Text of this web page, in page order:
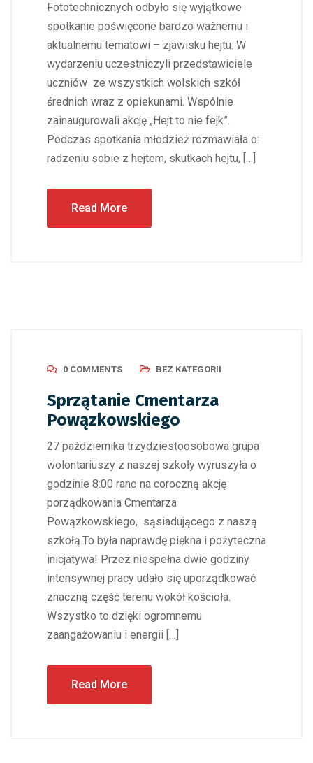
Fototechnicznych odbyło się wyjątkowe
spotkanie poświęcone bardzo ważnemu i
aktualnemu tematowi – zjawisku hejtu. W
wydarzeniu uczestniczyli przedstawiciele
uczniów ze wszystkich wolskich szkół
średnich wraz z opiekunami. Wspólnie
zainaugurowali akcję „Hejt to nie fejk”.
Podczas spotkania młodzież rozmawiała o:
radzeniu sobie z hejtem, skutkach hejtu, […]
Read More
0 COMMENTS BEZ KATEGORII
Sprzątanie Cmentarza
Powązkowskiego
27 października trzydziestoosobowa grupa
wolontariuszy z naszej szkoły wyruszyła o
godzinie 8:00 rano na coroczną akcję
porządkowania Cmentarza
Powązkowskiego, sąsiadującego z naszą
szkołą.To była naprawdę piękna i pożyteczna
inicjatywa! Przez niespełna dwie godziny
intensywnej pracy udało się uporządkować
znaczną część terenu wokół kościoła.
Wszystko to dzięki ogromnemu
zaangażowaniu i energii […]
Read More